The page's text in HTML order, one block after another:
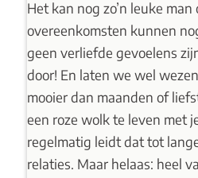
Het kan nog zo’n leuke
overeenkomsten kunnen
geen verliefde gevoelens
door! En laten we wel
mooier dan maanden of
een roze wolk te leven met
regelmatig leidt dat tot
relaties. Maar helaas: heel